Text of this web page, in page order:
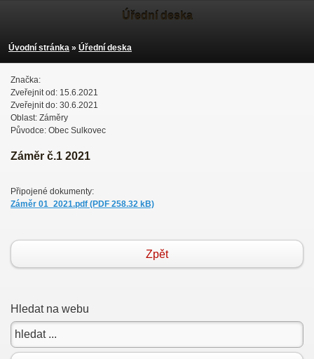
Úřední deska
Úvodní stránka » Úřední deska
Značka:
Zveřejnit od: 15.6.2021
Zveřejnit do: 30.6.2021
Oblast: Záměry
Původce: Obec Sulkovec
Záměr č.1 2021
Připojené dokumenty:
Záměr 01_2021.pdf (PDF 258.32 kB)
Zpět
Hledat na webu